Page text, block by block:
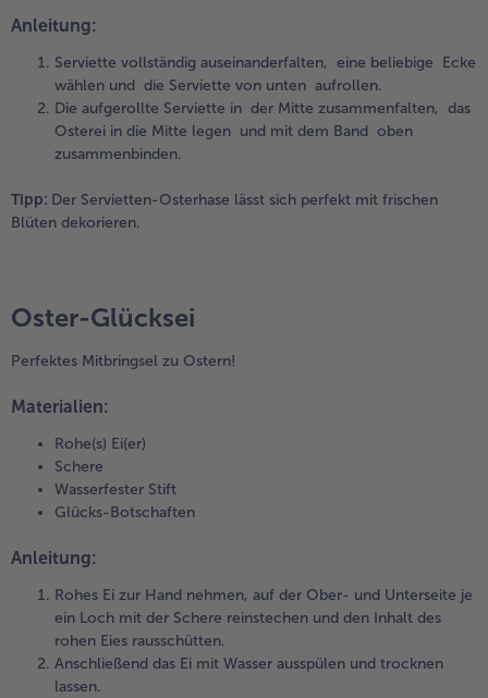
Anleitung:
Serviette vollständig auseinanderfalten, eine beliebige Ecke
wählen und die Serviette von unten aufrollen.
Die aufgerollte Serviette in der Mitte zusammenfalten, das
Osterei in die Mitte legen und mit dem Band oben
zusammenbinden.
Tipp: Der Servietten-Osterhase lässt sich perfekt mit frischen
Blüten dekorieren.
Oster-Glücksei
Perfektes Mitbringsel zu Ostern!
Materialien:
Rohe(s) Ei(er)
Schere
Wasserfester Stift
Glücks-Botschaften
Anleitung:
Rohes Ei zur Hand nehmen, auf der Ober- und Unterseite je
ein Loch mit der Schere reinstechen und den Inhalt des
rohen Eies rausschütten.
Anschließend das Ei mit Wasser ausspülen und trocknen
lassen.